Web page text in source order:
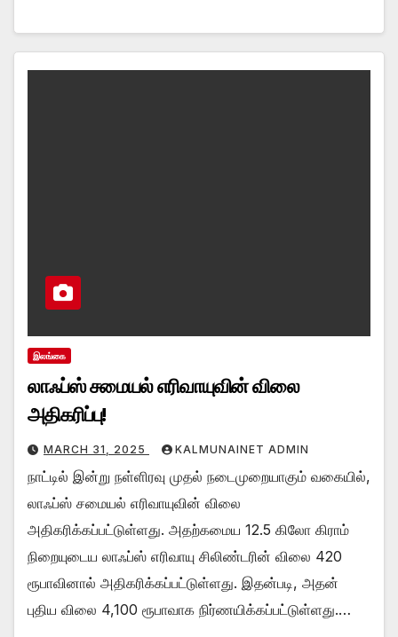
இலங்கை
லாஃப்ஸ் சமையல் எரிவாயுவின் விலை
அதிகரிப்பு!
MARCH 31, 2025 KALMUNAINET ADMIN
நாட்டில் இன்று நள்ளிரவு முதல் நடைமுறையாகும் வகையில்,
லாஃப்ஸ் சமையல் எரிவாயுவின் விலை
அதிகரிக்கப்பட்டுள்ளது. அதற்கமைய 12.5 கிலோ கிராம்
நிறையுடைய லாஃப்ஸ் எரிவாயு சிலிண்டரின் விலை 420
ரூபாவினால் அதிகரிக்கப்பட்டுள்ளது. இதன்படி, அதன்
புதிய விலை 4,100 ரூபாவாக நிர்ணயிக்கப்பட்டுள்ளது.…